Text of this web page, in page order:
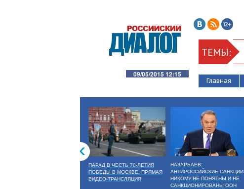
09/05/2015 12:15
ТЕМЫ:
Главная
ПАРАД В ЧЕСТЬ 70-ЛЕТИЯ
ПОБЕДЫ В МОСКВЕ. ПРЯМАЯ
ВИДЕО-ТРАНСЛЯЦИЯ
НАЗАРБАЕВ:
АНТИРОССИЙСКИЕ САНКЦИИ
НИКОМУ НЕ ПОНЯТНЫ И НЕ
САНКЦИОНИРОВАНЫ ООН